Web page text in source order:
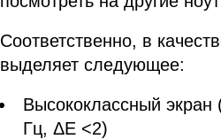
Соответственно, в
выделяет следующее:
Высококлассный экран
Гц, ΔE <2)